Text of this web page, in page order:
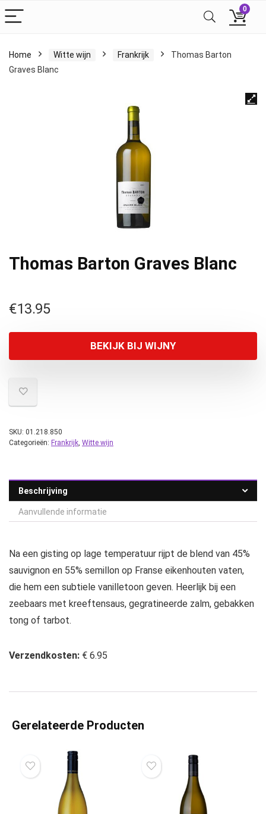
0
Home Witte wijn Frankrijk
Thomas Barton
Graves Blanc
Thomas Barton Graves Blanc
€13.95
BEKIJK BIJ WIJNY
SKU: 01.218.850
Categorieën: Frankrijk, Witte wijn
Beschrijving
Aanvullende informatie
Na een gisting op lage temperatuur rijpt de blend van 45%
sauvignon en 55% semillon op Franse eikenhouten vaten,
die hem een subtiele vanilletoon geven. Heerlijk bij een
zeebaars met kreeftensaus, gegratineerde zalm, gebakken
tong of tarbot.
Verzendkosten: € 6.95
Gerelateerde Producten